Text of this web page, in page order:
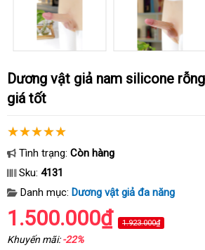
Dương vật giả nam silicone rỗng ruột chân thực
giá tốt
Tình trạng: Còn hàng
Sku: 4131
Danh mục: Dương vật giả đa năng
1.500.000₫ 1.923.000₫
Khuyến mãi:-22%